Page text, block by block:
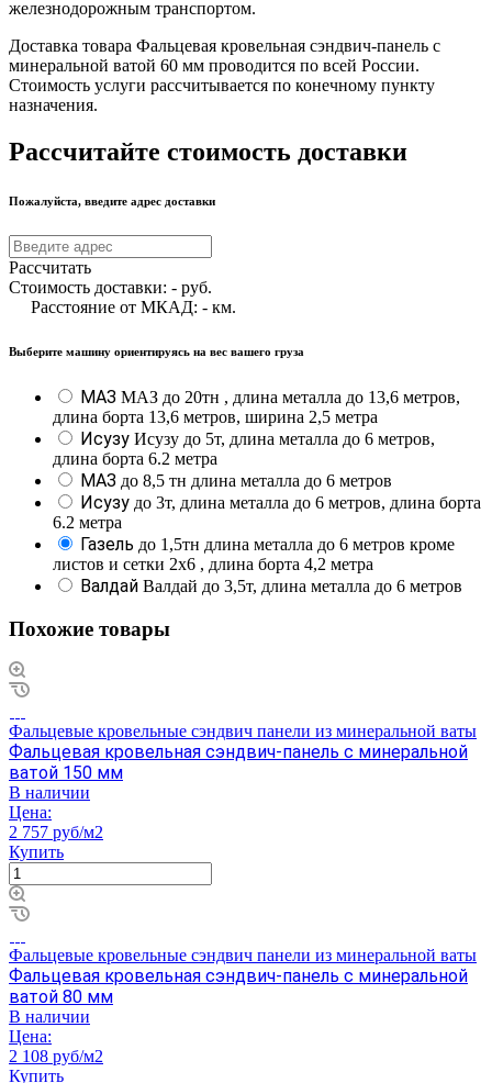
железнодорожным транспортом.
Доставка товара Фальцевая кровельная сэндвич-панель с
минеральной ватой 60 мм проводится по всей России.
Стоимость услуги рассчитывается по конечному пункту
назначения.
Рассчитайте стоимость доставки
Пожалуйста, введите адрес доставки
Рассчитать
Стоимость доставки: - руб.
Расстояние от МКАД: - км.
Выберите машину ориентируясь на вес вашего груза
МАЗ МАЗ до 20тн , длина металла до 13,6 метров,
длина борта 13,6 метров, ширина 2,5 метра
Исузу Исузу до 5т, длина металла до 6 метров,
длина борта 6.2 метра
МАЗ до 8,5 тн длина металла до 6 метров
Исузу до 3т, длина металла до 6 метров, длина борта
6.2 метра
Газель до 1,5тн длина металла до 6 метров кроме
листов и сетки 2х6 , длина борта 4,2 метра
Валдай Валдай до 3,5т, длина металла до 6 метров
Похожие товары
Фальцевые кровельные сэндвич панели из минеральной ваты
Фальцевая кровельная сэндвич-панель с минеральной
ватой 150 мм
В наличии
Цена:
2 757 руб/м2
Купить
Фальцевые кровельные сэндвич панели из минеральной ваты
Фальцевая кровельная сэндвич-панель с минеральной
ватой 80 мм
В наличии
Цена:
2 108 руб/м2
Купить